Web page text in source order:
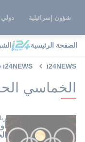
شؤون إسرائيلية دولي
الصفحة الرئيسية
i24NEWS i24NEWS فهرس علامات
الخماسي